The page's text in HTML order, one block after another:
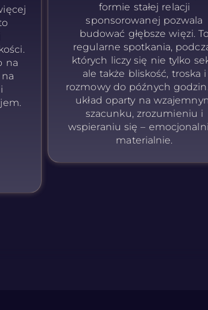
na
formie stałej relacji
sponsorowanej pozwala
budować głębsze więzi. To
regularne spotkania,
których liczy się nie tylko
ale także bliskość, troska i
rozmowy do późnych
układ oparty na
szacunku, zrozumieniu i
wspieraniu się –
materialnie.